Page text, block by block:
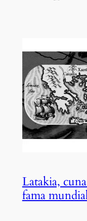
Latakia,
fama